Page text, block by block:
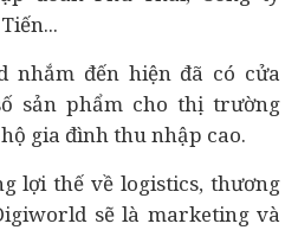
nhắm đến hiện đã có cửa
sản phẩm cho thị trường
gia đình thu nhập cao.
lợi thế về logistics, thương
sẽ là marketing và